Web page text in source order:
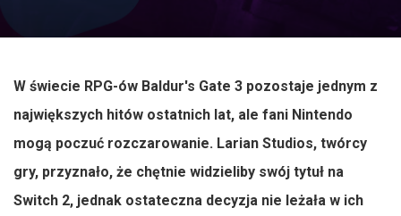
W świecie RPG-ów Baldur's Gate 3 pozostaje jednym z
największych hitów ostatnich lat, ale fani Nintendo
mogą poczuć rozczarowanie. Larian Studios, twórcy
gry, przyznało, że chętnie widzieliby swój tytuł na
Switch 2, jednak ostateczna decyzja nie leżała w ich